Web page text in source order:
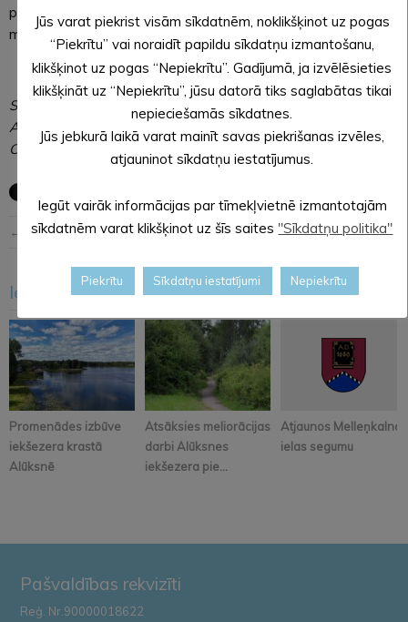
piepūšamajās atrakcijās, savukārt “Ginc un Es” sniegs
muzikālu sveicienu visai ģimenei.
SAGATAVOJA: Lāsma ĒVELE,
Alūksnes novada pašvaldības
Centrālās administrācijas sabiedrisko attiecību speciāliste
← Iepriekšējā ziņa Nākošā ziņa →
Iesakām arī šo
Promenādes izbūve
iekšezera krastā
Alūksnē
Atsāksies meliorācijas
darbi Alūksnes
iekšezera pie...
Atjaunos Melleņkalna
ielas segumu
Pašvaldības rekvizīti
Reģ. Nr.90000018622
Jūs varat piekrist visām sīkdatnēm, noklikšķinot uz pogas
“Piekrītu” vai noraidīt papildu sīkdatņu izmantošanu,
klikšķinot uz pogas “Nepiekrītu”. Gadījumā, ja izvēlēsieties
klikšķināt uz “Nepiekrītu”, jūsu datorā tiks saglabātas tikai
nepieciešamās sīkdatnes.
Jūs jebkurā laikā varat mainīt savas piekrišanas izvēles,
atjauninot sīkdatņu iestatījumus.
Iegūt vairāk informācijas par tīmekļvietnē izmantotajām
sīkdatnēm varat klikšķinot uz šīs saites "Sīkdatņu politika"
Piekrītu Sīkdatņu iestatījumi Nepiekrītu